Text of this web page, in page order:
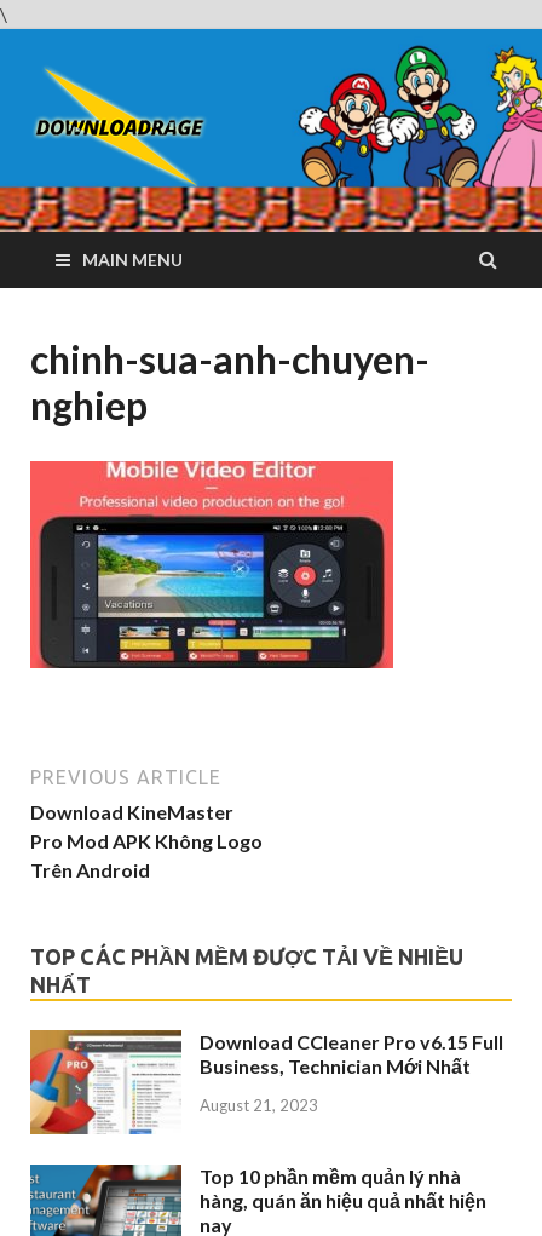
\
Website tải phần mềm nhanh và miễn phí
MAIN MENU
chinh-sua-anh-chuyen-
nghiep
PREVIOUS ARTICLE
Download KineMaster
Pro Mod APK Không Logo
Trên Android
TOP CÁC PHẦN MỀM ĐƯỢC TẢI VỀ NHIỀU
NHẤT
Download CCleaner Pro v6.15 Full
Business, Technician Mới Nhất
August 21, 2023
Top 10 phần mềm quản lý nhà
hàng, quán ăn hiệu quả nhất hiện
nay